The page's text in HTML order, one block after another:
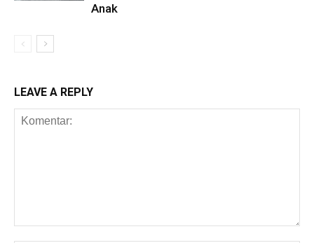
Anak
LEAVE A REPLY